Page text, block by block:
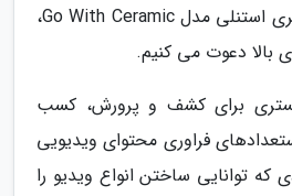
برای آنالیز بهتر ماگ سفری استنلی مدل Go With Ceramic،
بالا دعوت می کنیم.
برای کشف و پرورش، کسب
فراوری محتوای ویدیویی
که توانایی ساختن انواع ویدیو را